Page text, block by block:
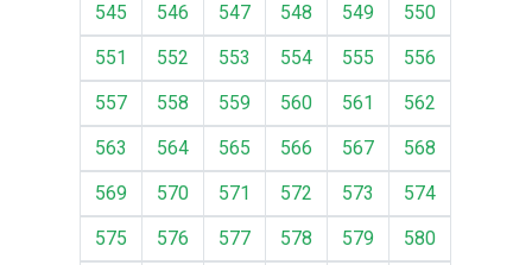
545
546 547 548 549
550
551
552 553 554 555
556
557
558 559 560 561
562
563
564 565 566 567
568
569
570 571 572 573
574
575
576 577 578 579
580